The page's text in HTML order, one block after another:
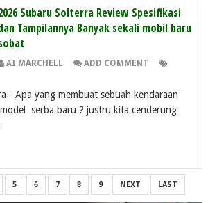
Subaru Solterra Review Spesifikasi
Tampilannya Banyak sekali mobil baru
AI MARCHELL
ADD COMMENT
- Apa yang membuat sebuah kendaraan
serba baru ? justru kita cenderung
5 6 7 8 9 NEXT LAST